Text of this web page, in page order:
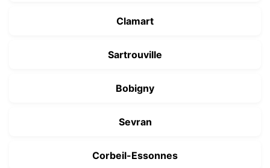
Clamart
Sartrouville
Bobigny
Sevran
Corbeil-Essonnes